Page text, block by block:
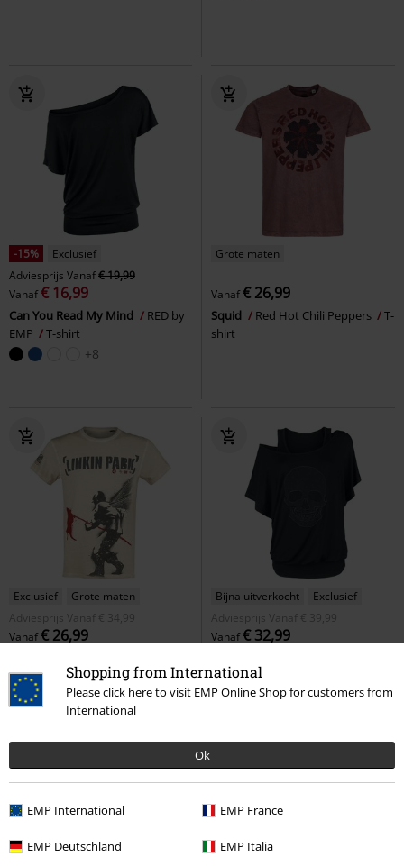
Shopping from International
Please click here to visit EMP Online Shop for customers from
International
Ok
EMP International EMP France
EMP Deutschland EMP Italia
-15%
Exclusief
Adviesprijs Vanaf€ 19,99
Vanaf€ 16,99
Can You Read My Mind
RED by
EMP
T-shirt
+8
Grote maten
Vanaf€ 26,99
Squid Red Hot Chili Peppers
T-
shirt
Exclusief
Grote maten
Adviesprijs
Vanaf € 34,99
Vanaf€ 26,99
shirt
Bijna uitverkocht
Exclusief
Adviesprijs
Vanaf € 39,99
Vanaf€ 32,99
Rock Rebel by EMP